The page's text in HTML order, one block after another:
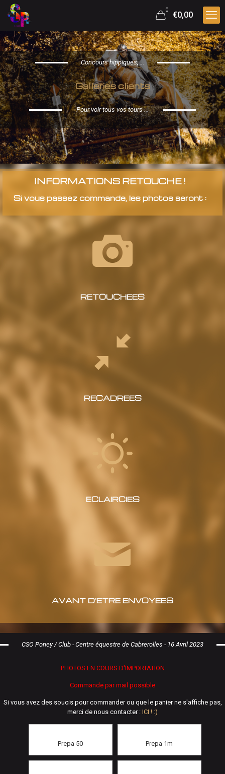
0
€0,00
Concours hippiques, ...
Galleries clients
Pour voir tous vos tours ...
INFORMATIONS RETOUCHE !
Si vous passez commande, les photos seront :
RETOUCHEES
RECADREES
ECLAIRCIES
AVANT D'ETRE ENVOYEES
CSO Poney / Club - Centre équestre de Cabrerolles - 16 Avril 2023
PHOTOS EN COURS D'IMPORTATION
Commande par mail possible
Si vous avez des soucis pour commander ou que le panier ne s'affiche pas,
merci de nous contacter : ICI ! :)
Prepa 50 Prepa 1m